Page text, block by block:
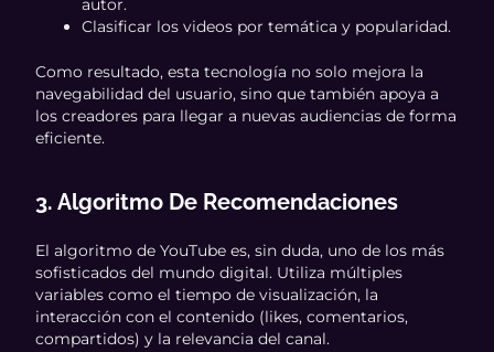
autor.
Clasificar los videos por temática y popularidad.
Como resultado, esta tecnología no solo mejora la
navegabilidad del usuario, sino que también apoya a
los creadores para llegar a nuevas audiencias de forma
eficiente.
3. Algoritmo De Recomendaciones
El algoritmo de YouTube es, sin duda, uno de los más
sofisticados del mundo digital. Utiliza múltiples
variables como el tiempo de visualización, la
interacción con el contenido (likes, comentarios,
compartidos) y la relevancia del canal.